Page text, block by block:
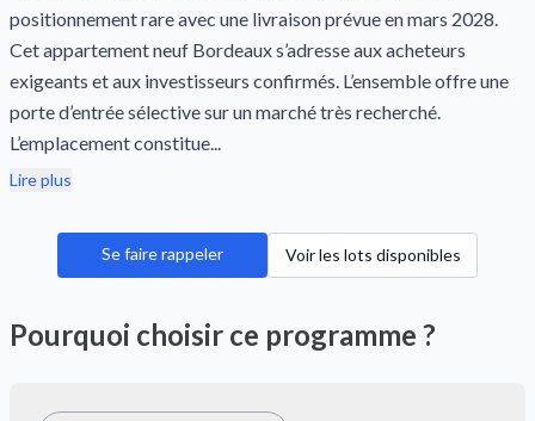
positionnement rare avec une livraison prévue en mars 2028.
Cet appartement neuf Bordeaux s’adresse aux acheteurs
exigeants et aux investisseurs confirmés. L’ensemble offre une
porte d’entrée sélective sur un marché très recherché.
L’emplacement constitue...
Lire plus
Se faire rappeler Voir les lots disponibles
Pourquoi choisir ce programme ?